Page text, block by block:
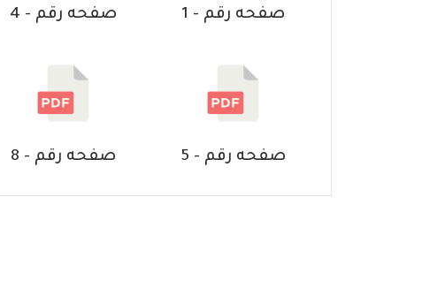
صفحه رقم - 1 صفحه رقم - 4
صفحه رقم - 5 صفحه رقم - 8